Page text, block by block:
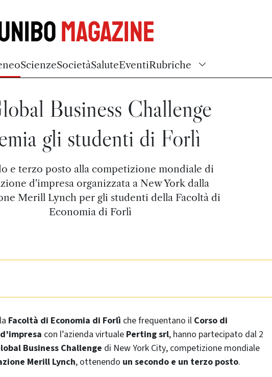
Magazine
ScienzeSocietàSaluteEventiRubriche
Business Challenge
gli studenti di Forlì
e terzo posto alla competizione mondiale di
d'impresa organizzata a New York dalla
Merill Lynch per gli studenti della Facoltà di
Economia di Forlì
Facoltà di Economia di Forlì che frequentano il Corso di
con l’azienda virtuale Perting srl, hanno partecipato dal 2
Business Challenge di New York City, competizione mondiale
Merill Lynch, ottenendo un secondo e un terzo posto.